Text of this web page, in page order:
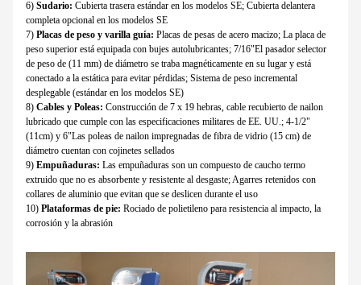
6) Sudario: Cubierta trasera estándar en los modelos SE; Cubierta delantera
completa opcional en los modelos SE
7) Placas de peso y varilla guía: Placas de pesas de acero macizo; La placa de
peso superior está equipada con bujes autolubricantes; 7/16"El pasador selector
de peso de (11 mm) de diámetro se traba magnéticamente en su lugar y está
conectado a la estática para evitar pérdidas; Sistema de peso incremental
desplegable (estándar en los modelos SE)
8) Cables y Poleas: Construcción de 7 x 19 hebras, cable recubierto de nailon
lubricado que cumple con las especificaciones militares de EE. UU.; 4-1/2"
(11cm) y 6"Las poleas de nailon impregnadas de fibra de vidrio (15 cm) de
diámetro cuentan con cojinetes sellados
9) Empuñaduras: Las empuñaduras son un compuesto de caucho termo
extruido que no es absorbente y resistente al desgaste; Agarres retenidos con
collares de aluminio que evitan que se deslicen durante el uso
10) Plataformas de pie: Rociado de polietileno para resistencia al impacto, la
corrosión y la abrasión